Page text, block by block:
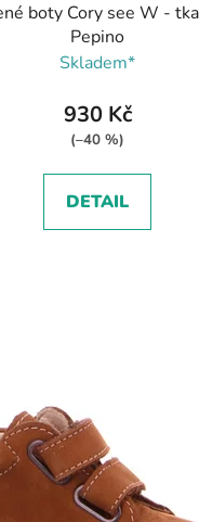
boty Cory see W -
Pepino
Skladem*
930 Kč
(–40 %)
DETAIL